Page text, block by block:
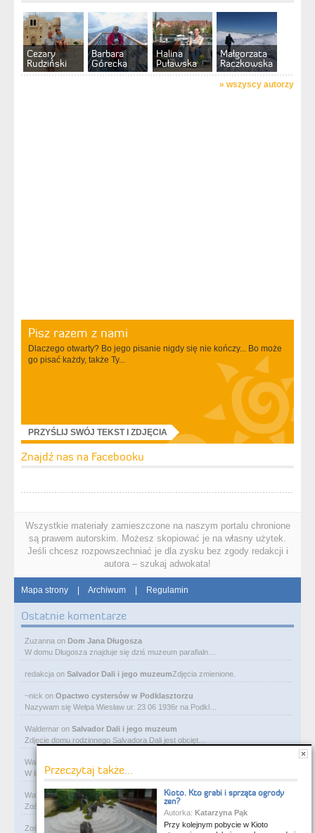
Cezary
Rudziński
Barbara
Górecka
Halina
Puławska
Małgorzata
Raczkowska
» wszyscy autorzy
Pisz razem z nami
Dlaczego otwarty? Bo jego pisanie nigdy się nie kończy... Bo może
go pisać każdy, także Ty...
PRZYŚLIJ SWÓJ TEKST I ZDJĘCIA
Znajdź nas na Facebooku
Wszystkie materiały zamieszczone na naszym portalu chronione
są prawem autorskim. Możesz skopiować je na własny użytek.
Jeśli chcesz rozpowszechniać je dla zysku bez zgody redakcji i
autora – szukaj adwokata!
Mapa strony | Archiwum | Regulamin
Ostatnie komentarze
Zuzanna on Dom Jana Długosza
W domu Długosza znajduje się dziś muzeum parafialn…
redakcja on Salvador Dali i jego muzeumZdjęcia zmienione.
~nick on Opactwo cystersów w Podklasztorzu
Nazywam się Wełpa Wiesław ur. 23 06 1936r na Podkl…
Waldemar on Salvador Dali i jego muzeum
Zdjęcie domu rodzinnego Salvadora Dali jest obcięt…
Waldemar
W Łodzi, obok Manufaktury, przy ulicy Ogrodowej je…
Waldemar on Rycerze-rabusie i więzienie Janosika
Zośka - zarejestruj się na flog i wrzucaj foty. Gw…
Zośka on Rycerze-rabusie i więzienie Janosika
Przeczytaj także...
Kioto. Kto grabi i sprząta ogrody
zen?
Autorka: Katarzyna Pąk
Przy kolejnym pobycie w Kioto